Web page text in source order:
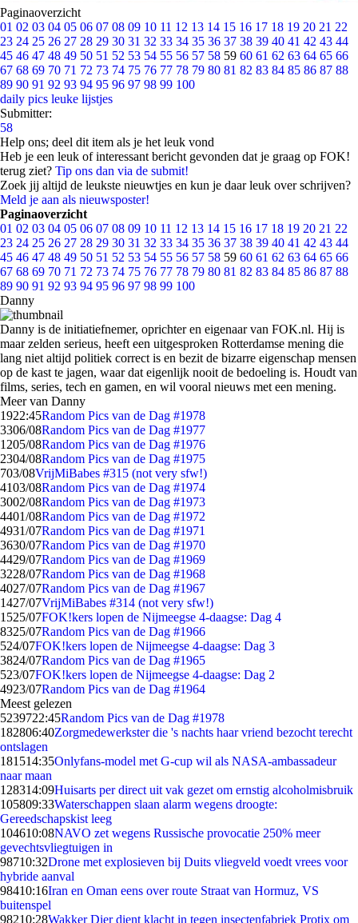
Paginaoverzicht
01 02 03 04 05 06 07 08 09 10 11 12 13 14 15 16 17 18 19 20 21 22
23 24 25 26 27 28 29 30 31 32 33 34 35 36 37 38 39 40 41 42 43 44
45 46 47 48 49 50 51 52 53 54 55 56 57 58 59 60 61 62 63 64 65 66
67 68 69 70 71 72 73 74 75 76 77 78 79 80 81 82 83 84 85 86 87 88
89 90 91 92 93 94 95 96 97 98 99 100
daily pics leuke lijstjes
Submitter:
58
Help ons; deel dit item als je het leuk vond
Heb je een leuk of interessant bericht gevonden dat je graag op FOK!
terug ziet? Tip ons dan via de submit!
Zoek jij altijd de leukste nieuwtjes en kun je daar leuk over schrijven?
Meld je aan als nieuwsposter!
Paginaoverzicht
01 02 03 04 05 06 07 08 09 10 11 12 13 14 15 16 17 18 19 20 21 22
23 24 25 26 27 28 29 30 31 32 33 34 35 36 37 38 39 40 41 42 43 44
45 46 47 48 49 50 51 52 53 54 55 56 57 58 59 60 61 62 63 64 65 66
67 68 69 70 71 72 73 74 75 76 77 78 79 80 81 82 83 84 85 86 87 88
89 90 91 92 93 94 95 96 97 98 99 100
Danny
Danny is de initiatiefnemer, oprichter en eigenaar van FOK.nl. Hij is
maar zelden serieus, heeft een uitgesproken Rotterdamse mening die
lang niet altijd politiek correct is en bezit de bizarre eigenschap mensen
op de kast te jagen, waar dat eigenlijk nooit de bedoeling is. Houdt van
films, series, tech en gamen, en wil vooral nieuws met een mening.
Meer van Danny
1922:45Random Pics van de Dag #1978
3306/08Random Pics van de Dag #1977
1205/08Random Pics van de Dag #1976
2304/08Random Pics van de Dag #1975
703/08VrijMiBabes #315 (not very sfw!)
4103/08Random Pics van de Dag #1974
3002/08Random Pics van de Dag #1973
4401/08Random Pics van de Dag #1972
4931/07Random Pics van de Dag #1971
3630/07Random Pics van de Dag #1970
4429/07Random Pics van de Dag #1969
3228/07Random Pics van de Dag #1968
4027/07Random Pics van de Dag #1967
1427/07VrijMiBabes #314 (not very sfw!)
1525/07FOK!kers lopen de Nijmeegse 4-daagse: Dag 4
8325/07Random Pics van de Dag #1966
524/07FOK!kers lopen de Nijmeegse 4-daagse: Dag 3
3824/07Random Pics van de Dag #1965
523/07FOK!kers lopen de Nijmeegse 4-daagse: Dag 2
4923/07Random Pics van de Dag #1964
Meest gelezen
5239722:45Random Pics van de Dag #1978
182806:40Zorgmedewerkster die 's nachts haar vriend bezocht terecht
ontslagen
181514:35Onlyfans-model met G-cup wil als NASA-ambassadeur
naar maan
128314:09Huisarts per direct uit vak gezet om ernstig alcoholmisbruik
105809:33Waterschappen slaan alarm wegens droogte:
Gereedschapskist leeg
104610:08NAVO zet wegens Russische provocatie 250% meer
gevechtsvliegtuigen in
98710:32Drone met explosieven bij Duits vliegveld voedt vrees voor
hybride aanval
98410:16Iran en Oman eens over route Straat van Hormuz, VS
buitenspel
98210:28Wakker Dier dient klacht in tegen insectenfabriek Protix om